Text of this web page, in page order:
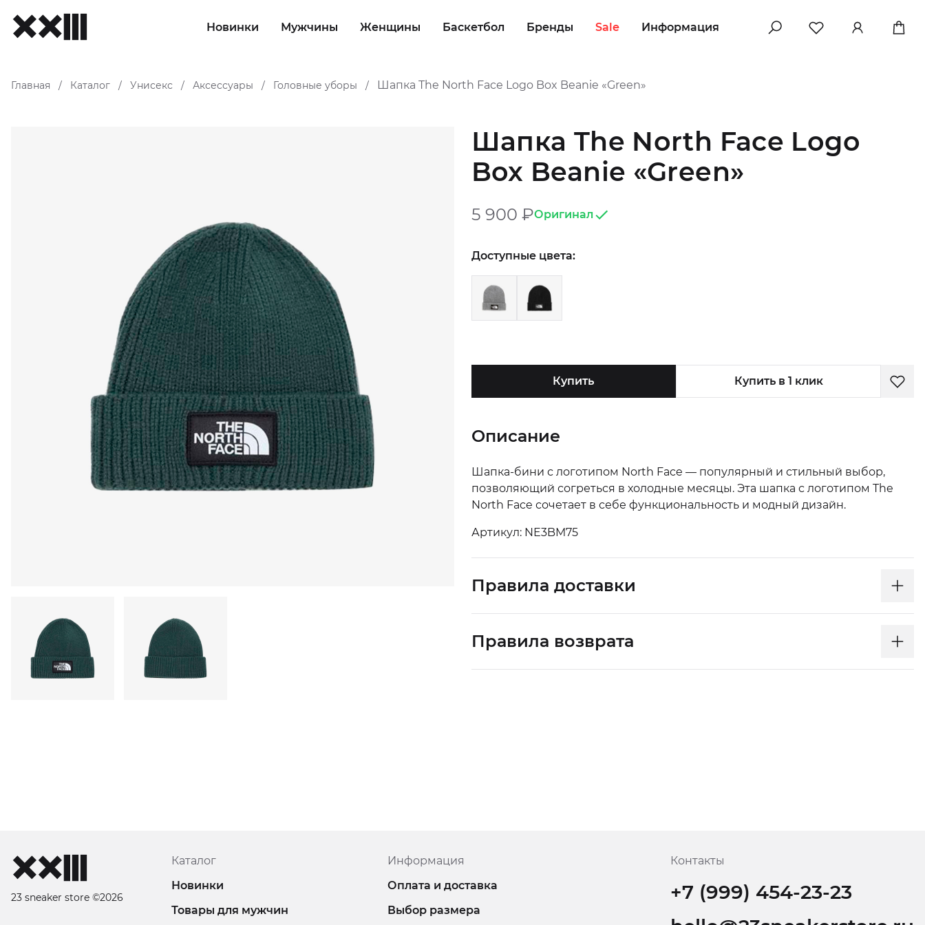
Новинки Мужчины Женщины Баскетбол Бренды Sale Информация
Главная / Каталог / Унисекс / Аксессуары / Головные уборы / Шапка The North Face Logo Box Beanie «Green»
Шапка The North Face Logo
Box Beanie «Green»
5 900 ₽Оригинал
Доступные цвета:
Купить Купить в 1 клик
Описание
Шапка-бини с логотипом North Face — популярный и стильный выбор,
позволяющий согреться в холодные месяцы. Эта шапка с логотипом The
North Face сочетает в себе функциональность и модный дизайн.
Артикул: NE3BM75
Правила доставки
Правила возврата
23 sneaker store ©2026
Каталог
Новинки
Товары для мужчин
Информация
Оплата и доставка
Выбор размера
Контакты
+7 (999) 454-23-23